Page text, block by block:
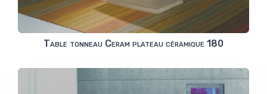
Table tonneau Ceram plateau céramique 180